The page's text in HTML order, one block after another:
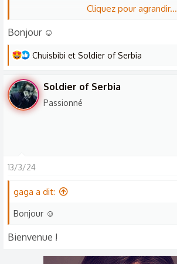
ferait plaisir. Merci xD
Cliquez pour agrandir...
Bonjour ☺
L
s
r
é
i
n
:
Chuisbibi et Soldier of Serbia
Soldier of Serbia
Passionné
13/3/24
gaga a dit:
Bonjour ☺
Bienvenue !